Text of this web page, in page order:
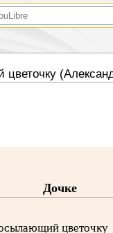
Дочке
цветочку